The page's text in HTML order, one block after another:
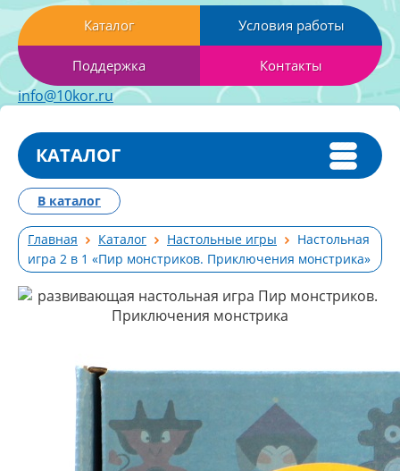
Каталог Условия работы
Поддержка Контакты
info@10kor.ru
КАТАЛОГ
Главная Каталог Настольные игры
Настольная
игра 2 в 1 «Пир монстриков. Приключения монстрика»
В каталог